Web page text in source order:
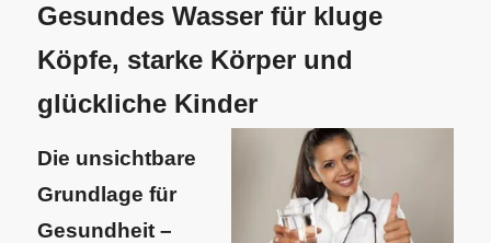
Gesundes Wasser für kluge
Köpfe, starke Körper und
glückliche Kinder
Die unsichtbare
Grundlage für
Gesundheit –